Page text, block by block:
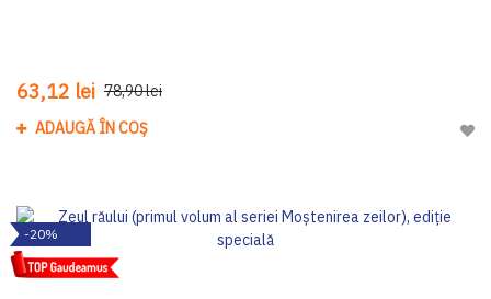
63,12 lei 78,90 lei
ADAUGĂ ÎN COȘ
-20%